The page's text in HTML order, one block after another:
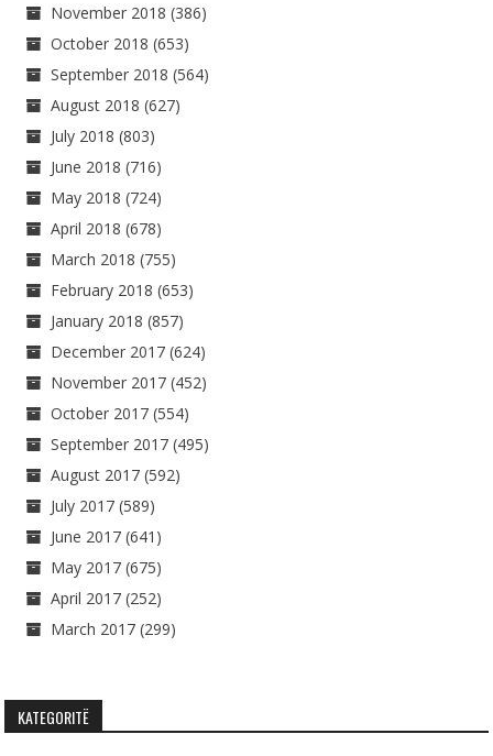
November 2018 (386)
October 2018 (653)
September 2018 (564)
August 2018 (627)
July 2018 (803)
June 2018 (716)
May 2018 (724)
April 2018 (678)
March 2018 (755)
February 2018 (653)
January 2018 (857)
December 2017 (624)
November 2017 (452)
October 2017 (554)
September 2017 (495)
August 2017 (592)
July 2017 (589)
June 2017 (641)
May 2017 (675)
April 2017 (252)
March 2017 (299)
KATEGORITË